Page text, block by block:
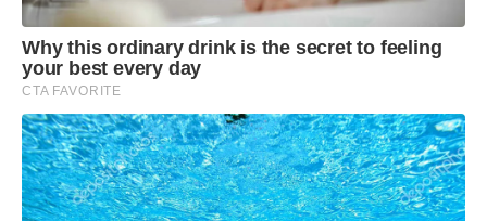
Why this ordinary drink is the secret to feeling
your best every day
CTA FAVORITE